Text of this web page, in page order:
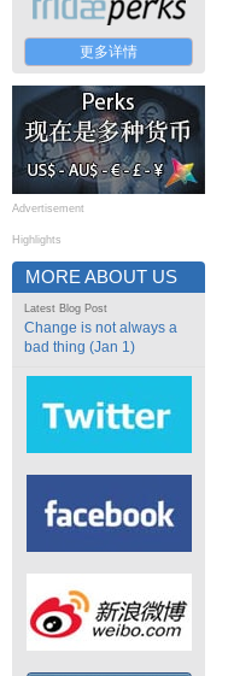
更多详情
Advertisement
Highlights
MORE ABOUT US
Latest Blog Post
Change is not always a
bad thing (Jan 1)